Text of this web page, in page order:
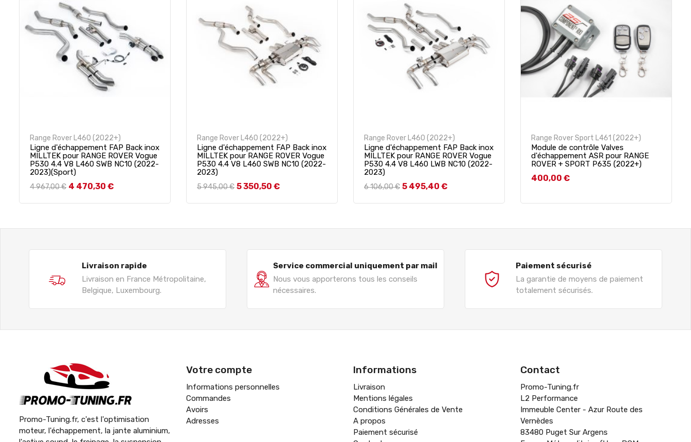
Range Rover L460 (2022+)
Ligne d'échappement FAP Back inox
MILLTEK pour RANGE ROVER Vogue
P530 4.4 V8 L460 SWB NC10 (2022-
2023)(Sport)
Prix de base
4 967,00 € Prix
4 470,30 €
Range Rover L460 (2022+)
Ligne d'échappement FAP Back inox
MILLTEK pour RANGE ROVER Vogue
P530 4.4 V8 L460 SWB NC10 (2022-
2023)
Prix de base
5 945,00 € Prix
5 350,50 €
Range Rover L460 (2022+)
Ligne d'échappement FAP Back inox
MILLTEK pour RANGE ROVER Vogue
P530 4.4 V8 L460 LWB NC10 (2022-
2023)
Prix de base
6 106,00 € Prix
5 495,40 €
Range Rover Sport L461 (2022+)
Module de contrôle Valves
d'échappement ASR pour RANGE
ROVER + SPORT P635 (2022+)
Prix
400,00 €
Livraison rapide
Livraison en France Métropolitaine,
Belgique, Luxembourg.
Service commercial uniquement par mail
Nous vous apporterons tous les conseils
nécessaires.
Paiement sécurisé
La garantie de moyens de paiement
totalement sécurisés.
Promo-Tuning.fr, c'est l'optimisation
moteur, l'échappement, la jante aluminium,
Votre compte
Informations personnelles
Commandes
Avoirs
Adresses
Informations
Livraison
Mentions légales
Conditions Générales de Vente
A propos
Paiement sécurisé
Contact
Promo-Tuning.fr
L2 Performance
Immeuble Center - Azur Route des
Vernèdes
83480 Puget Sur Argens